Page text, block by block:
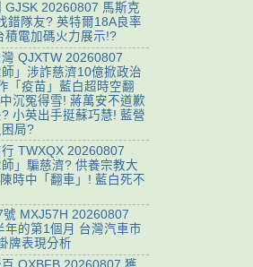
GJSK 20260807 馬斯克
錯隊友? 英特爾18A良率
積電加碼火力展示!?
QJXTW 20260807
師」涉詐慈濟10億掀政治
「疫苗」藍白超時空翻
沉冤得雪! 蔣萬安不道歉
小英出手挺蘇巧慧! 藍營
局?
TWXQX 20260807
師」騙慈濟? 供養宗教大
時中「翻車」! 藍白死不
號 MXJ57H 20260807
年的第1個月 台灣汽車市
牌表現分析